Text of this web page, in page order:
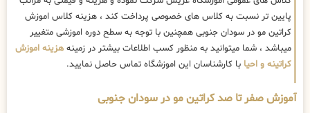
پایین تر نسبت به کلاس های خصوصی پرداخت کند ، هزینه کلاس اموزش
کراتین مو در سودان جنوبی همچنین با توجه به سطح دوره اموزشی متغییر
میباشد ، شما میتوانید به منظور کسب اطلاعات بیشتر در زمینه هزینه اموزش
کراتینه و احیا با کارشناسان این اموزشگاه تماس حاصل نمایید.
آموزش صفر تا صد کراتین مو در سودان جنوبی